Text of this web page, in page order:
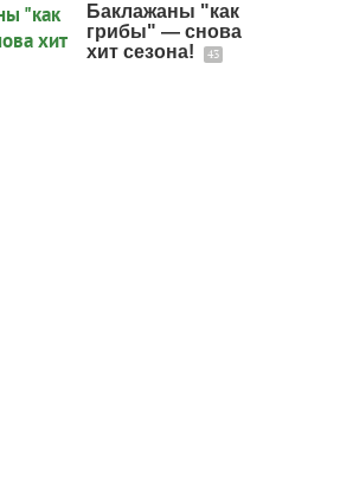
Баклажаны "как
грибы" — снова
хит сезона!
43